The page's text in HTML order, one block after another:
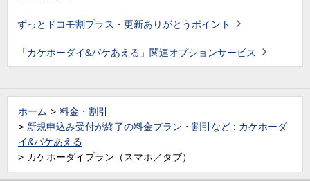
ずっとドコモ割プラス・更新ありがとうポイント
「カケホーダイ&パケあえる」関連オプションサービス
ホーム
料金・割引
新規申込み受付が終了の料金プラン・割引など : カケホーダ
イ&パケあえる
カケホーダイプラン（スマホ／タブ）